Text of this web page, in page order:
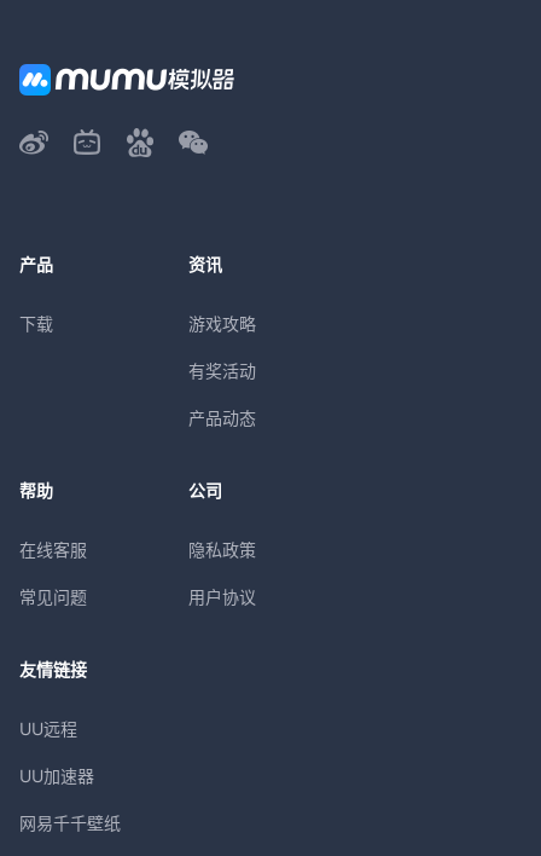
产品
下载
资讯
游戏攻略
有奖活动
产品动态
帮助
在线客服
常见问题
公司
隐私政策
用户协议
友情链接
UU远程
UU加速器
网易千千壁纸